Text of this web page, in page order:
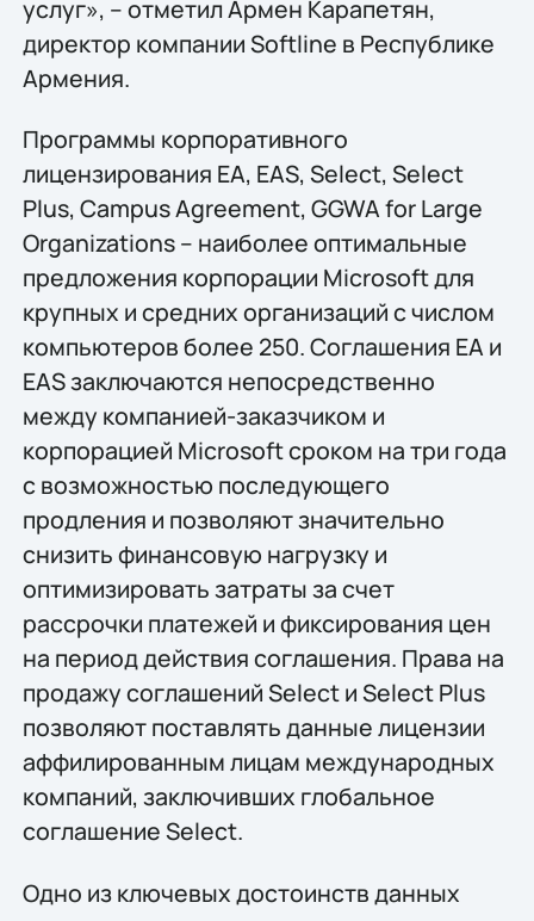
услуг», – отметил Армен Карапетян,
директор компании Softline в Республике
Армения.
Программы корпоративного
лицензирования EA, EAS, Select, Select
Plus, Campus Agreement, GGWA for Large
Organizations – наиболее оптимальные
предложения корпорации Microsoft для
крупных и средних организаций с числом
компьютеров более 250. Соглашения EA и
EAS заключаются непосредственно
между компанией-заказчиком и
корпорацией Microsoft сроком на три года
с возможностью последующего
продления и позволяют значительно
снизить финансовую нагрузку и
оптимизировать затраты за счет
рассрочки платежей и фиксирования цен
на период действия соглашения. Права на
продажу соглашений Select и Select Plus
позволяют поставлять данные лицензии
аффилированным лицам международных
компаний, заключивших глобальное
соглашение Select.
Одно из ключевых достоинств данных